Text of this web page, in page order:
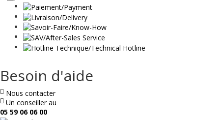
suite
Besoin d'aide
Nous contacter
Un conseiller au
05 59 06 06 00